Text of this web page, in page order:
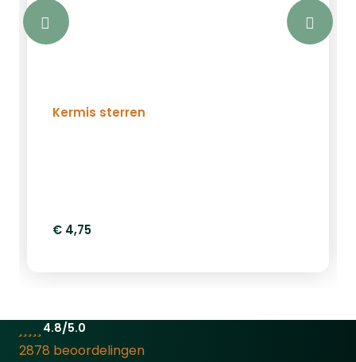
Kermis sterren
€ 4,75
4.8/5.0
2878 beoordelingen